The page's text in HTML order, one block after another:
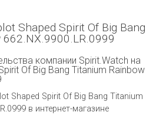
Shaped Spirit Of Big Bang
компании Spirit.Watch на
Of Big Bang Titanium Rainbow
Shaped Spirit Of Big Bang Titanium
в интернет-магазине